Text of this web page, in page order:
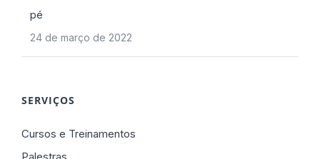
pé
24 de março de 2022
SERVIÇOS
Cursos e Treinamentos